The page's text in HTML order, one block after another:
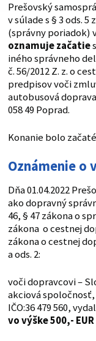
Prešovský
v súlade s § 3 ods.
(správny poriadok)
oznamuje začatie
iného správneho
č. 56/2012 Z. z. o
predpisov voči
autobusová
058 49 Poprad.
Konanie bolo
Oznámenie o
Dňa 01.04.2022
ako dopravný
46, § 47 zákona o
zákona o cestnej
zákona o cestnej
a ods. 2:
voči dopravcovi –
akciová spoločnosť,
IČO:36 479 560, vydal
vo výške 500,- EUR